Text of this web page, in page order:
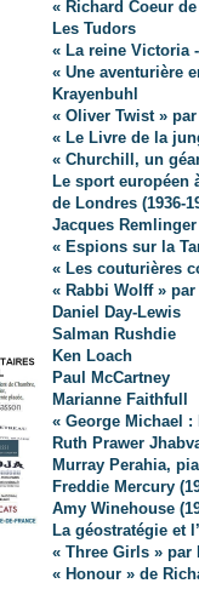
« Richard Coeur
Les Tudors
« La reine Victoria
« Une aventurière
Krayenbuhl
« Oliver Twist »
« Le Livre de la
« Churchill, un
Le sport européen
de Londres (1936-
Jacques Remlinger
« Espions sur la
« Les couturières
« Rabbi Wolff »
Daniel Day-Lewis
Salman Rushdie
Ken Loach
Paul McCartney
Marianne Faithfull
« George Michael
Ruth Prawer
Murray Perahia,
Freddie Mercury
Amy Winehouse
La géostratégie et
« Three Girls »
« Honour » de